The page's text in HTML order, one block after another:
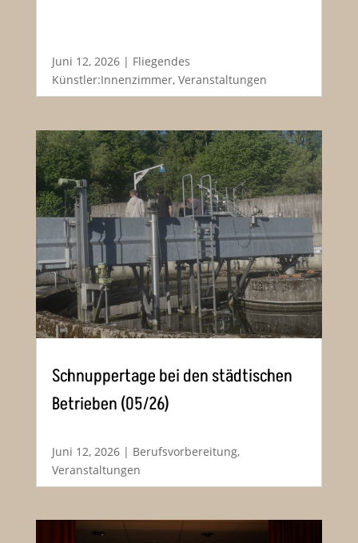
Juni 12, 2026| Fliegendes
Künstler:Innenzimmer, Veranstaltungen
Schnuppertage bei den städtischen
Betrieben (05/26)
Juni 12, 2026| Berufsvorbereitung,
Veranstaltungen